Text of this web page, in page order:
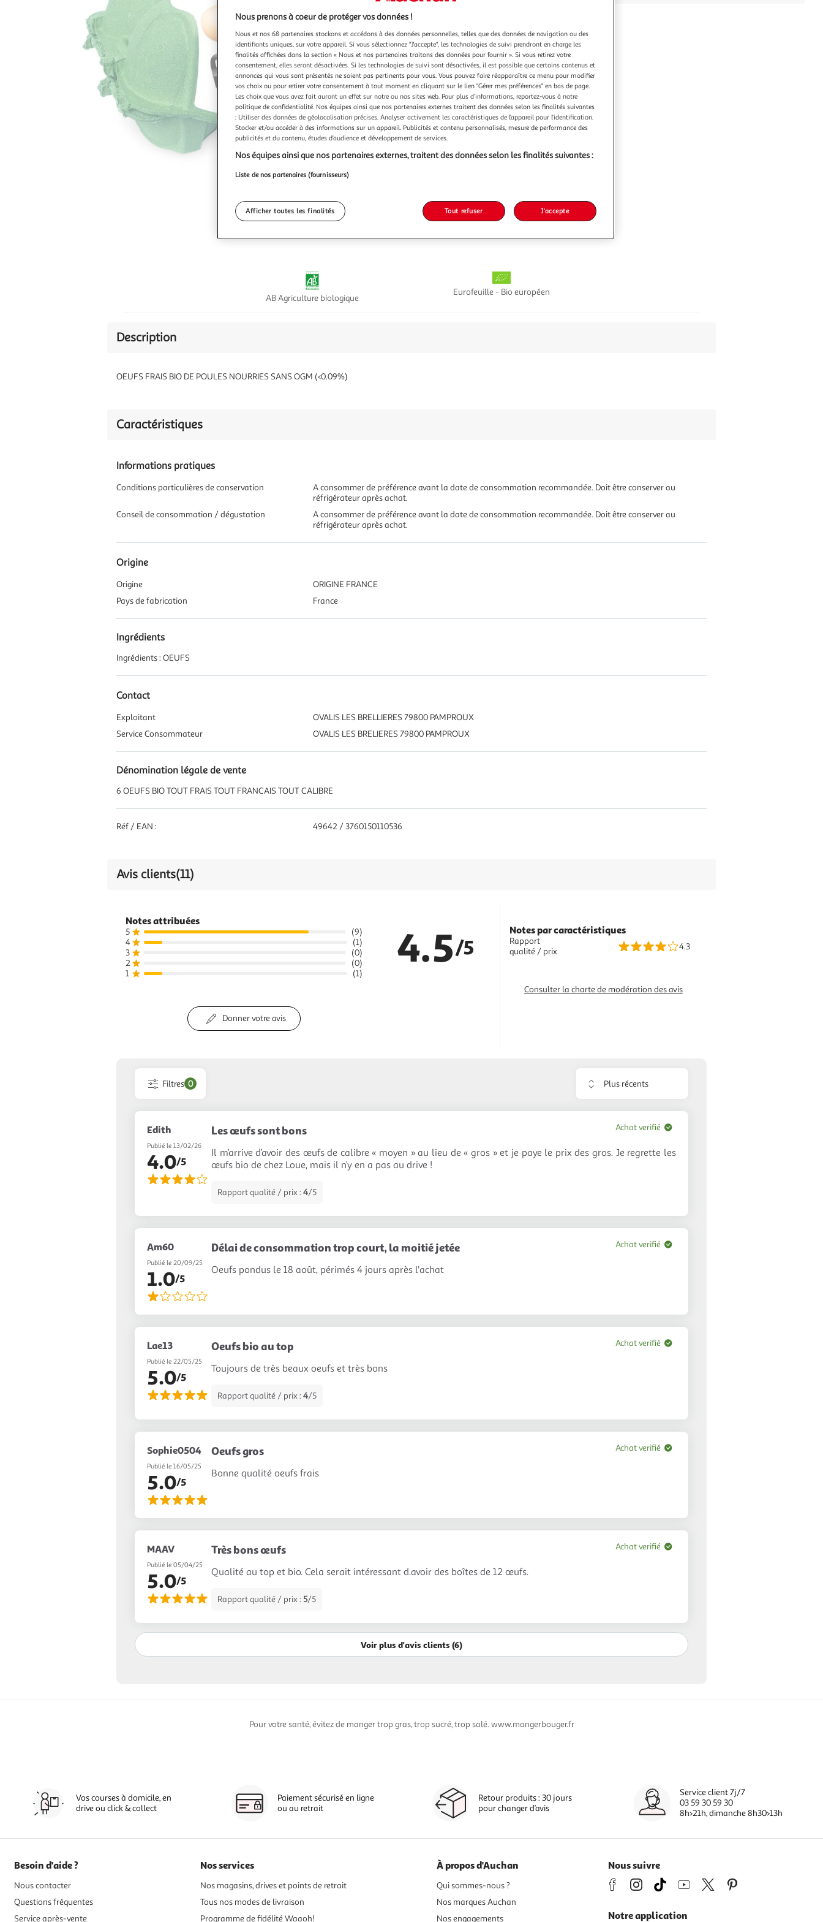
AB Agriculture biologique
Eurofeuille - Bio européen
Description
OEUFS FRAIS BIO DE POULES NOURRIES SANS OGM (<0.09%)
Caractéristiques
Informations pratiques
Conditions particulières de conservation
A consommer de préférence avant la date de consommation recommandée. Doit être conserver au
réfrigérateur après achat.
Conseil de consommation / dégustation
A consommer de préférence avant la date de consommation recommandée. Doit être conserver au
réfrigérateur après achat.
Origine
Origine
ORIGINE FRANCE
Pays de fabrication
France
Ingrédients
Ingrédients : OEUFS
Contact
Exploitant
OVALIS LES BRELLIERES 79800 PAMPROUX
Service Consommateur
OVALIS LES BRELIERES 79800 PAMPROUX
Dénomination légale de vente
6 OEUFS BIO TOUT FRAIS TOUT FRANCAIS TOUT CALIBRE
Réf / EAN : 49642 / 3760150110536
Avis clients(11)
Notes attribuées
5
(9)
4
(1)
3
(0)
2
(0)
1
(1)
4.5/5
Donner votre avis
Notes par caractéristiques
Rapport
qualité / prix
4.3
Consulter la charte de modération des avis
Filtres 0
Trier
avis
Edith
Publié le 13/02/26
4.0/5
Les œufs sont bons
Il m’arrive d’avoir des œufs de calibre « moyen » au lieu de « gros » et je paye le prix des gros. Je regrette les
œufs bio de chez Loue, mais il n’y en a pas au drive !
Rapport qualité / prix : 4/5
Achat verifié
Am60
Publié le 20/09/25
1.0/5
Délai de consommation trop court, la moitié jetée
Oeufs pondus le 18 août, périmés 4 jours après l'achat
Achat verifié
Lae13
Publié le 22/05/25
5.0/5
Oeufs bio au top
Toujours de très beaux oeufs et très bons
Rapport qualité / prix : 4/5
Achat verifié
Sophie0504
Publié le 16/05/25
5.0/5
Oeufs gros
Bonne qualité oeufs frais
Achat verifié
MAAV
Publié le 05/04/25
5.0/5
Très bons œufs
Qualité au top et bio. Cela serait intéressant d.avoir des boîtes de 12 œufs.
Rapport qualité / prix : 5/5
Achat verifié
Voir plus d'avis clients (6)
Pour votre santé, évitez de manger trop gras, trop sucré, trop salé. www.mangerbouger.fr
Vos courses à domicile, en
drive ou click & collect
Paiement sécurisé en ligne
ou au retrait
Retour produits : 30 jours
pour changer d’avis
Service client 7j/7
03 59 30 59 30
8h>21h, dimanche 8h30>13h
Besoin d'aide ?
Nous contacter
Questions fréquentes
Service après-vente
Nos services
Nos magasins, drives et points de retrait
Tous nos modes de livraison
Programme de fidélité Waaoh!
À propos d'Auchan
Qui sommes-nous ?
Nos marques Auchan
Nos engagements
Nous suivre
Notre application
Nous prenons à coeur de protéger vos données !
Nous et nos 68 partenaires stockons et accédons à des données personnelles, telles que des données de navigation ou des
identifiants uniques, sur votre appareil. Si vous sélectionnez "J'accepte", les technologies de suivi prendront en charge les
finalités affichées dans la section « Nous et nos partenaires traitons des données pour fournir ». Si vous retirez votre
consentement, elles seront désactivées. Si les technologies de suivi sont désactivées, il est possible que certains contenus et
annonces qui vous sont présentés ne soient pas pertinents pour vous. Vous pouvez faire réapparaître ce menu pour modifier
vos choix ou pour retirer votre consentement à tout moment en cliquant sur le lien "Gérer mes préférences" en bas de page.
Les choix que vous avez fait auront un effet sur notre ou nos sites web. Pour plus d’informations, reportez-vous à notre
politique de confidentialité. Nos équipes ainsi que nos partenaires externes traitent des données selon les finalités suivantes
: Utiliser des données de géolocalisation précises. Analyser activement les caractéristiques de l’appareil pour l’identification.
Stocker et/ou accéder à des informations sur un appareil. Publicités et contenu personnalisés, mesure de performance des
publicités et du contenu, études d’audience et développement de services.
Nos équipes ainsi que nos partenaires externes, traitent des données selon les finalités suivantes :
Liste de nos partenaires (fournisseurs)
Afficher toutes les finalités Tout refuser J'accepte